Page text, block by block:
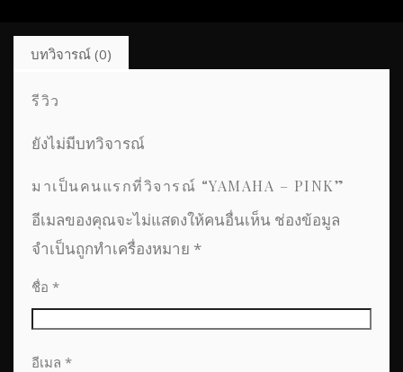
บทวิจารณ์ (0)
รีวิว
ยังไม่มีบทวิจารณ์
มาเป็นคนแรกที่วิจารณ์ “YAMAHA – PINK”
อีเมลของคุณจะไม่แสดงให้คนอื่นเห็น ช่องข้อมูล
จำเป็นถูกทำเครื่องหมาย *
ชื่อ *
อีเมล *